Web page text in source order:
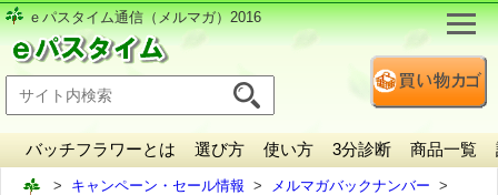
ｅパスタイム通信（メルマガ）2016
バッチフラワーとは 選び方 使い方 3分診断 商品一覧
キャンペーン・セール情報
メルマガバックナンバー